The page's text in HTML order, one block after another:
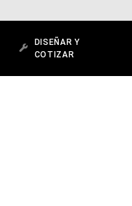
DISEÑAR Y
COTIZAR